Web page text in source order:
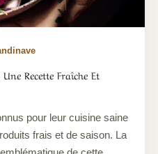
Recette Fraîche Et
pour leur cuisine saine
frais et de saison. La